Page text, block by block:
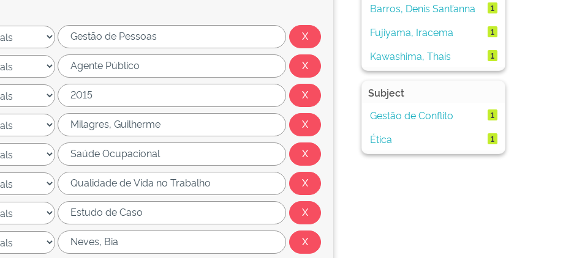
Barros, Denis Sant’anna
1
Fujiyama, Iracema 1
Kawashima, Thaís 1
Subject
Gestão de Conflito
1
Ética 1